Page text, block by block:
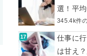
選！平
345.4k件
仕事に
は甘え